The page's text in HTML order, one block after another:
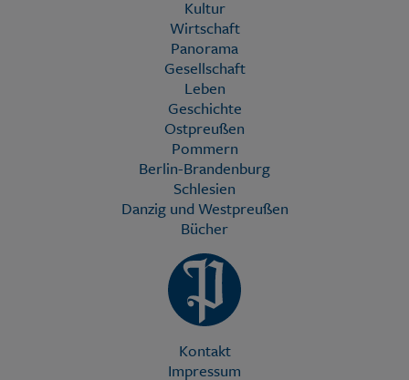
Kultur
Wirtschaft
Panorama
Gesellschaft
Leben
Geschichte
Ostpreußen
Pommern
Berlin-Brandenburg
Schlesien
Danzig und Westpreußen
Bücher
Kontakt
Impressum